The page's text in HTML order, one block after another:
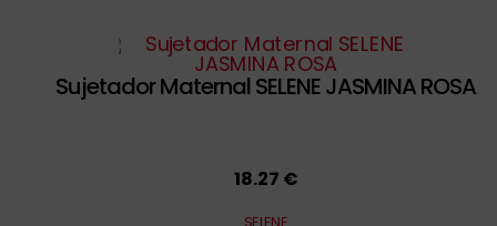
Sujetador Maternal SELENE JASMINA ROSA
18.27 €